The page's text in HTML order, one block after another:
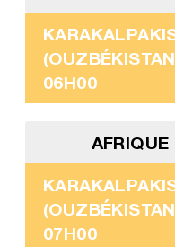
06H00
07H00